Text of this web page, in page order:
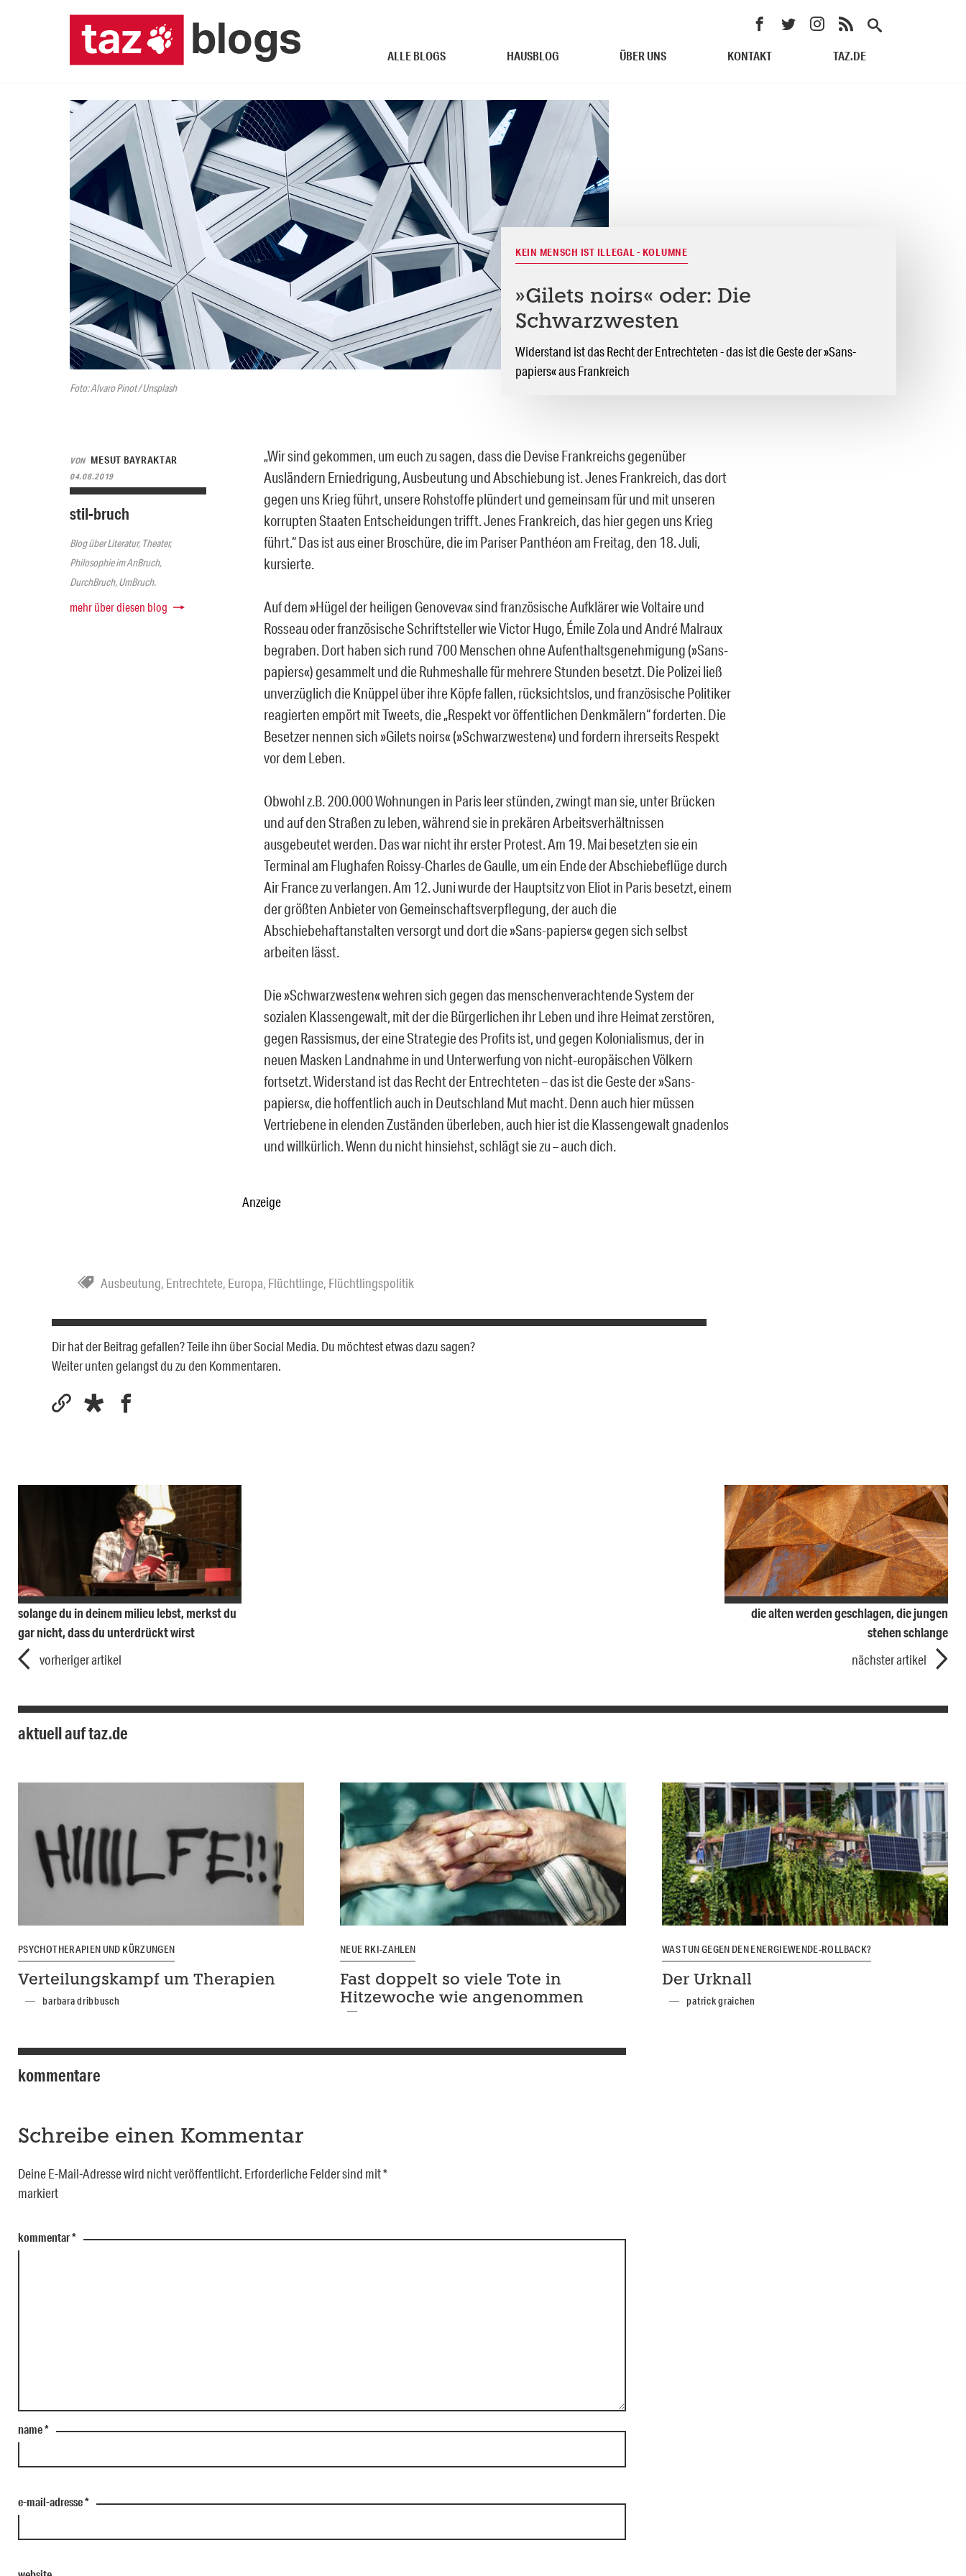
ALLE BLOGS HAUSBLOG ÜBER UNS KONTAKT TAZ.DE
Foto: Alvaro Pinot / Unsplash
KEIN MENSCH IST ILLEGAL - KOLUMNE
»Gilets noirs« oder: Die
Schwarzwesten
Widerstand ist das Recht der Entrechteten - das ist die Geste der »Sans-
papiers« aus Frankreich
VON MESUT BAYRAKTAR
04.08.2019
stil-bruch
Blog über Literatur, Theater,
Philosophie im AnBruch,
DurchBruch, UmBruch.
mehr über diesen blog
„Wir sind gekommen, um euch zu sagen, dass die Devise Frankreichs gegenüber
Ausländern Erniedrigung, Ausbeutung und Abschiebung ist. Jenes Frankreich, das dort
gegen uns Krieg führt, unsere Rohstoffe plündert und gemeinsam für und mit unseren
korrupten Staaten Entscheidungen trifft. Jenes Frankreich, das hier gegen uns Krieg
führt.“ Das ist aus einer Broschüre, die im Pariser Panthéon am Freitag, den 18. Juli,
kursierte.
Auf dem »Hügel der heiligen Genoveva« sind französische Aufklärer wie Voltaire und
Rosseau oder französische Schriftsteller wie Victor Hugo, Émile Zola und André Malraux
begraben. Dort haben sich rund 700 Menschen ohne Aufenthaltsgenehmigung (»Sans-
papiers«) gesammelt und die Ruhmeshalle für mehrere Stunden besetzt. Die Polizei ließ
unverzüglich die Knüppel über ihre Köpfe fallen, rücksichtslos, und französische Politiker
reagierten empört mit Tweets, die „Respekt vor öffentlichen Denkmälern“ forderten. Die
Besetzer nennen sich »Gilets noirs« (»Schwarzwesten«) und fordern ihrerseits Respekt
vor dem Leben.
Obwohl z.B. 200.000 Wohnungen in Paris leer stünden, zwingt man sie, unter Brücken
und auf den Straßen zu leben, während sie in prekären Arbeitsverhältnissen
ausgebeutet werden. Das war nicht ihr erster Protest. Am 19. Mai besetzten sie ein
Terminal am Flughafen Roissy-Charles de Gaulle, um ein Ende der Abschiebeflüge durch
Air France zu verlangen. Am 12. Juni wurde der Hauptsitz von Eliot in Paris besetzt, einem
der größten Anbieter von Gemeinschaftsverpflegung, der auch die
Abschiebehaftanstalten versorgt und dort die »Sans-papiers« gegen sich selbst
arbeiten lässt.
Die »Schwarzwesten« wehren sich gegen das menschenverachtende System der
sozialen Klassengewalt, mit der die Bürgerlichen ihr Leben und ihre Heimat zerstören,
gegen Rassismus, der eine Strategie des Profits ist, und gegen Kolonialismus, der in
neuen Masken Landnahme in und Unterwerfung von nicht-europäischen Völkern
fortsetzt. Widerstand ist das Recht der Entrechteten – das ist die Geste der »Sans-
papiers«, die hoffentlich auch in Deutschland Mut macht. Denn auch hier müssen
Vertriebene in elenden Zuständen überleben, auch hier ist die Klassengewalt gnadenlos
und willkürlich. Wenn du nicht hinsiehst, schlägt sie zu – auch dich.
Anzeige
Ausbeutung, Entrechtete, Europa, Flüchtlinge, Flüchtlingspolitik
Dir hat der Beitrag gefallen? Teile ihn über Social Media. Du möchtest etwas dazu sagen?
Weiter unten gelangst du zu den Kommentaren.
solange du in deinem milieu lebst, merkst du
gar nicht, dass du unterdrückt wirst
vorheriger artikel
die alten werden geschlagen, die jungen
stehen schlange
nächster artikel
aktuell auf taz.de
PSYCHOTHERAPIEN UND KÜRZUNGEN
Verteilungskampf um Therapien
barbara dribbusch
NEUE RKI-ZAHLEN
Fast doppelt so viele Tote in
Hitzewoche wie angenommen
WAS TUN GEGEN DEN ENERGIEWENDE-ROLLBACK?
Der Urknall
patrick graichen
kommentare
Schreibe einen Kommentar
Deine E-Mail-Adresse wird nicht veröffentlicht. Erforderliche Felder sind mit*
markiert
kommentar*
name*
e-mail-adresse*